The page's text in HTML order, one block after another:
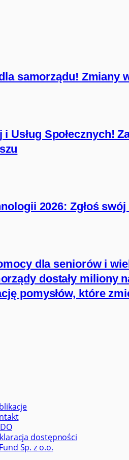
samorządu! Zmiany
Usług Społecznych!
2026: Zgłoś swój
dla seniorów i
dostały miliony
pomysłów, które
dostępności
Sp. z o.o.